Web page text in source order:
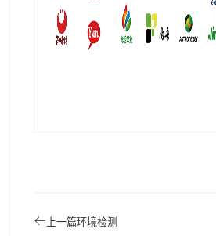
上一篇环境检测